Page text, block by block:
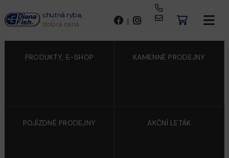
chutná ryba,
dobrá cena
|
PRODUKTY, E-SHOP KAMENNÉ PRODEJNY
POJÍZDNÉ PRODEJNY AKČNÍ LETÁK